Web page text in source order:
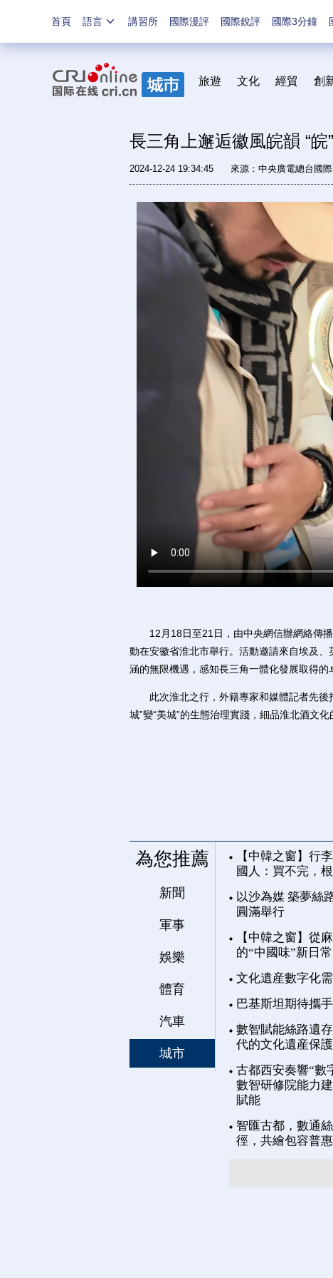
首頁 語言 講習所 國際漫評 國際銳評 國際3分鐘
旅遊 文化 經貿 創
長三角上邂逅徽風皖韻 “
2024-12-24 19:34:45 來源：中央廣電總台國
12月18日至21日，由中央網信辦網絡傳播
動在安徽省淮北市舉行。活動邀請來自埃及
涵的無限機遇，感知長三角一體化發展取得的
此次淮北之行，外籍專家和媒體記者先後
城”變“美城”的生態治理實踐，細品淮北酒文
為您推薦
新聞
軍事
娛樂
體育
汽車
城市
【中韓之窗】行
國人：買不完，
以沙為媒 築夢絲
圓滿舉行
【中韓之窗】從
的“中國味”新日常
文化遺産數字化
巴基斯坦期待攜
數智賦能絲路遺
代的文化遺産保
古都西安奏響“數
數智研修院能力
賦能
智匯古都，數通
徑，共繪包容普